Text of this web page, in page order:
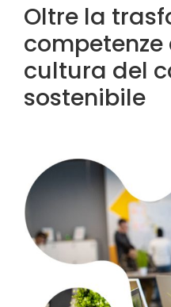
Oltre la
cultura del
sostenibile